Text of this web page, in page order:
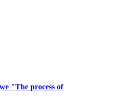
"The process of